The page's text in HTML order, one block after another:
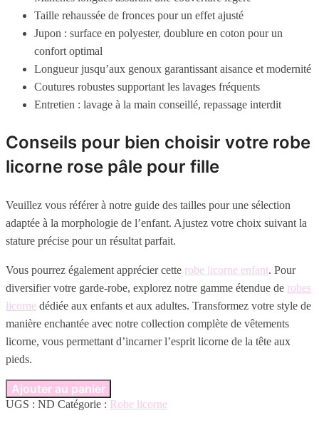
Taille rehaussée de fronces pour un effet ajusté
Jupon : surface en polyester, doublure en coton pour un
confort optimal
Longueur jusqu’aux genoux garantissant aisance et modernité
Coutures robustes supportant les lavages fréquents
Entretien : lavage à la main conseillé, repassage interdit
Conseils pour bien choisir votre robe
licorne rose pâle pour fille
Veuillez vous référer à notre guide des tailles pour une sélection
adaptée à la morphologie de l’enfant. Ajustez votre choix suivant la
stature précise pour un résultat parfait.
Vous pourrez également apprécier cette robe licorne enfant. Pour
diversifier votre garde-robe, explorez notre gamme étendue de robes
licorne dédiée aux enfants et aux adultes. Transformez votre style de
manière enchantée avec notre collection complète de vêtements
licorne, vous permettant d’incarner l’esprit licorne de la tête aux
pieds.
Ajouter au panier
UGS : ND Catégorie : Robe licorne